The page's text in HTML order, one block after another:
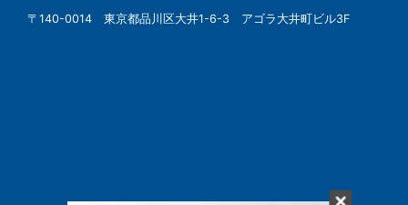
〒140-0014 東京都品川区大井1-6-3 アゴラ大井町ビル3F